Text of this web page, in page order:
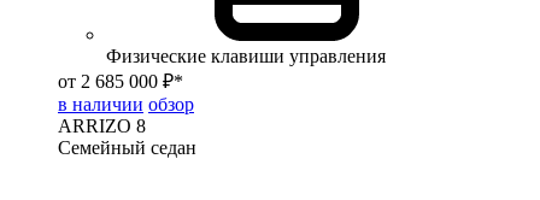
Физические клавиши управления
от 2 685 000 ₽*
в наличии обзор
ARRIZO 8
Семейный седан